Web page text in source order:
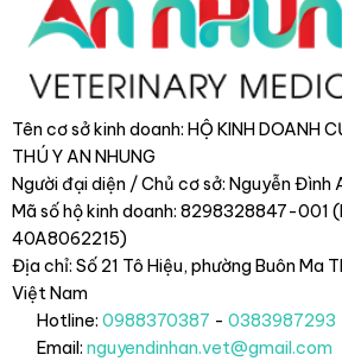
Tên cơ sở kinh doanh: HỘ KINH DOANH
THÚ Y AN NHUNG
Người đại diện / Chủ cơ sở: Nguyễn Đình
Mã số hộ kinh doanh: 8298328847-001
40A8062215)
Địa chỉ: Số 21 Tô Hiệu, phường Buôn Ma
Việt Nam
Hotline: 0988370387 - 0383987293
Email: nguyendinhan.vet@gmail.com